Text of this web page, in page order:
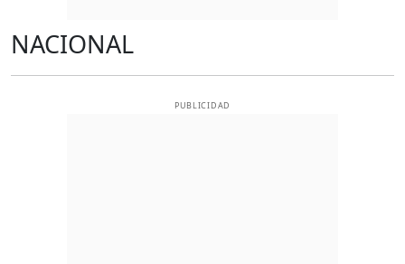
NACIONAL
PUBLICIDAD